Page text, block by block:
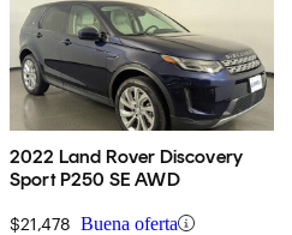
2022 Land Rover Discovery
Sport P250 SE AWD
$21,478 Buena oferta